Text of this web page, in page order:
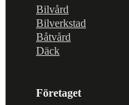
Bilvård
Bilverkstad
Båtvård
Däck
Företaget